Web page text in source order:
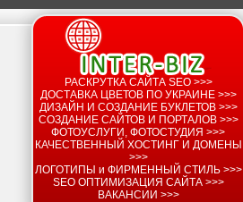
РАСКРУТКА САЙТА SEO >>>
ДОСТАВКА ЦВЕТОВ ПО УКРАИНЕ >>>
ДИЗАЙН И СОЗДАНИЕ БУКЛЕТОВ >>>
СОЗДАНИЕ САЙТОВ И ПОРТАЛОВ >>>
ФОТОУСЛУГИ, ФОТОСТУДИЯ >>>
КАЧЕСТВЕННЫЙ ХОСТИНГ И ДОМЕНЫ
>>>
ЛОГОТИПЫ и ФИРМЕННЫЙ СТИЛЬ >>>
SEO ОПТИМИЗАЦИЯ САЙТА >>>
ВАКАНСИИ >>>